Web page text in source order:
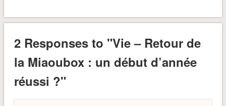
2 Responses to "Vie – Retour de
la Miaoubox : un début d’année
réussi ?"